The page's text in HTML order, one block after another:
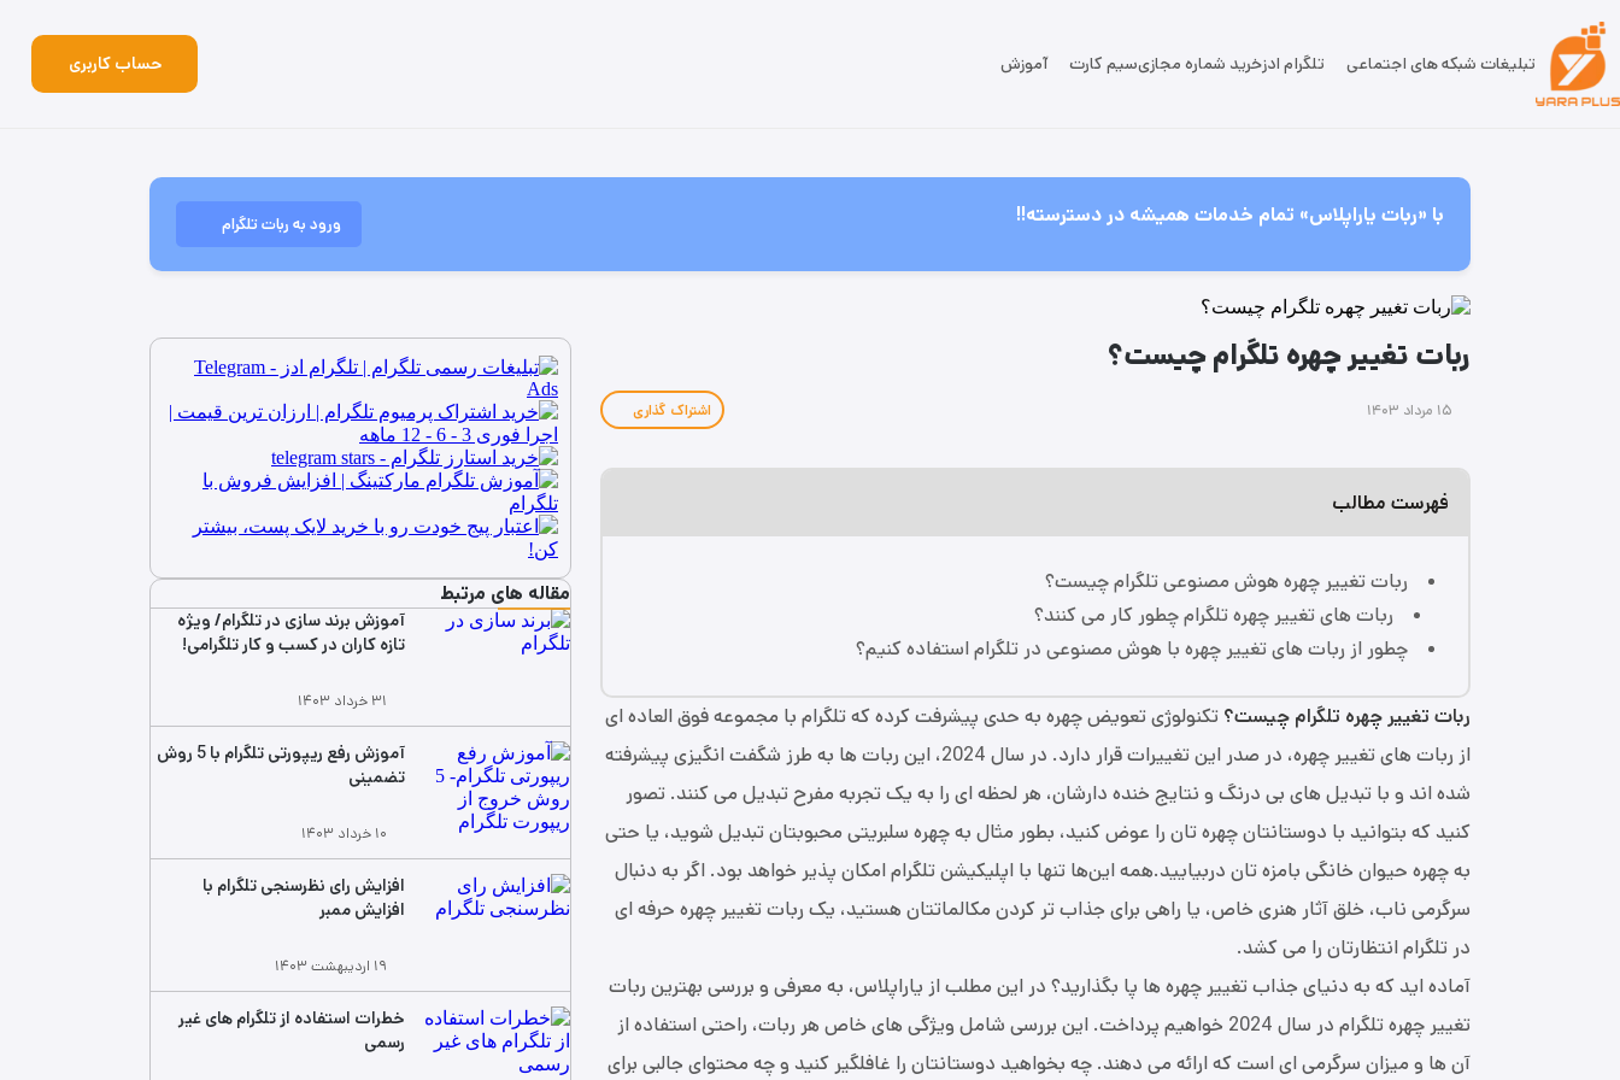
تبلیغات شبکه های اجتماعی تلگرام ادزخرید شماره مجازیسیم کارت آموزش حساب کاربری
با «ربات یاراپلاس» تمام خدمات همیشه در دسترسته!! ورود به ربات تلگرام
ربات‌ تغییر چهره تلگرام چیست؟
۱۵ مرداد ۱۴۰۳ اشتراک گذاری
فهرست مطالب
ربات‌ تغییر چهره هوش مصنوعی تلگرام چیست؟
ربات ‌های تغییر چهره تلگرام چطور کار می ‌کنند؟
چطور از ربات ‌های تغییر چهره با هوش مصنوعی در تلگرام استفاده کنیم؟
ربات‌ تغییر چهره تلگرام چیست؟ تکنولوژی تعویض چهره به حدی پیشرفت کرده که تلگرام با مجموعه فوق‌ العاده‌ ای
از ربات ‌های تغییر چهره، در صدر این تغییرات قرار دارد. در سال 2024، این ربات‌ ها به طرز شگفت ‌انگیزی پیشرفته
شده ‌اند و با تبدیل ‌های بی‌ درنگ و نتایج خنده‌ دارشان، هر لحظه ‌ای را به یک تجربه مفرح تبدیل می ‌کنند. تصور
کنید که بتوانید با دوستانتان چهره ‌تان را عوض کنید، بطور مثال به چهره سلبریتی محبوبتان تبدیل شوید، یا حتی
به چهره حیوان خانگی بامزه ‌تان دربیایید.همه این‌ها تنها با اپلیکیشن تلگرام امکان ‌پذیر خواهد بود. اگر به دنبال
سرگرمی ناب، خلق آثار هنری خاص، یا راهی برای جذاب ‌تر کردن مکالماتتان هستید، یک ربات تغییر چهره حرفه ای
در تلگرام انتظارتان را می کشد.
آماده ‌اید که به دنیای جذاب تغییر چهره‌ ها پا بگذارید؟ در این مطلب از یاراپلاس، به معرفی و بررسی بهترین ربات
تغییر چهره تلگرام در سال 2024 خواهیم پرداخت. این بررسی شامل ویژگی‌ های خاص هر ربات، راحتی استفاده از
آن‌ ها و میزان سرگرمی ‌ای است که ارائه می ‌دهند. چه بخواهید دوستانتان را غافلگیر کنید و چه محتوای جالبی برای
مقاله های مرتبط
آموزش برند سازی در تلگرام/ ویژه
تازه کاران در کسب و کار تلگرامی!
۳۱ خرداد ۱۴۰۳
آموزش رفع ریپورتی تلگرام با 5 روش
تضمینی
۱۰ خرداد ۱۴۰۳
افزایش رای نظرسنجی تلگرام با
افزایش ممبر
۱۹ اردیبهشت ۱۴۰۳
خطرات استفاده از تلگرام های غیر
رسمی